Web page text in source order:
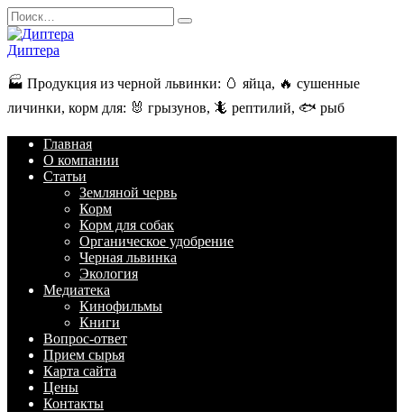
Перейти
к
содержанию
Search
for:
Диптера
🏭️ Продукция из черной львинки: 🥚 яйца, 🔥 сушенные
личинки, корм для: 🐰 грызунов, 🦎 рептилий, 🐟 рыб
Главная
О компании
Статьи
Земляной червь
Корм
Корм для собак
Органическое удобрение
Черная львинка
Экология
Медиатека
Кинофильмы
Книги
Вопрос-ответ
Прием сырья
Карта сайта
Цены
Контакты